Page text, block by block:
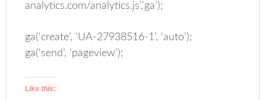
analytics.com/analytics.js’,’ga’);
ga(‘create’, ‘UA-27938516-1’, ‘auto’);
ga(‘send’, ‘pageview’);
Like this: